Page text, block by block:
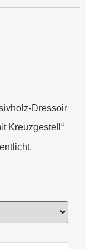
Dressoir
Kreuzgestell“